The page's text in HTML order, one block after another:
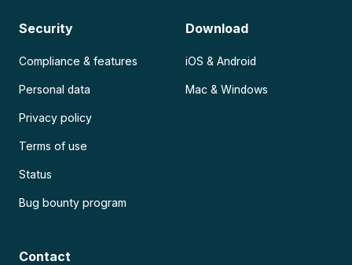
Security
Compliance & features
Personal data
Privacy policy
Terms of use
Status
Bug bounty program
Download
iOS & Android
Mac & Windows
Contact